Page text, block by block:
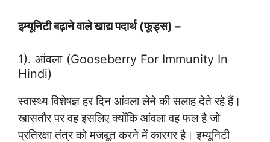
इम्यूनिटी बढ़ाने वाले खाद्य पदार्थ (फूड्स) –
1). आंवला (Gooseberry For Immunity In
Hindi)
स्वास्थ्य विशेषज्ञ हर दिन आंवला लेने की सलाह देते रहे हैं।
खासतौर पर वह इसलिए क्योंकि आंवला वह फल है जो
प्रतिरक्षा तंत्र को मजबूत करने में कारगर है। इम्यूनिटी